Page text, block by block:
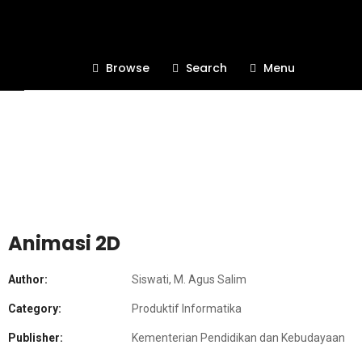
Browse Search Menu
Animasi 2D
Author: Siswati, M. Agus Salim
Category: Produktif Informatika
Publisher: Kementerian Pendidikan dan Kebudayaan